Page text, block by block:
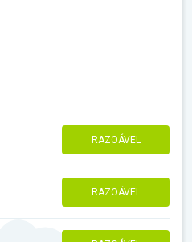
RAZOÁVEL
RAZOÁVEL